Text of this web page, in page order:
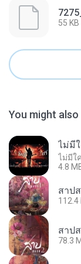
55 KB
You might also
4.8
สาป
112.4
สาป
78.3